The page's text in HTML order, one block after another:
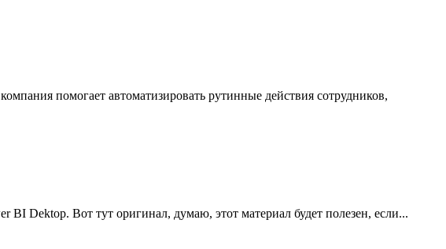
помогает автоматизировать рутинные действия сотрудников,
Dektop. Вот тут оригинал, думаю, этот материал будет полезен, если...